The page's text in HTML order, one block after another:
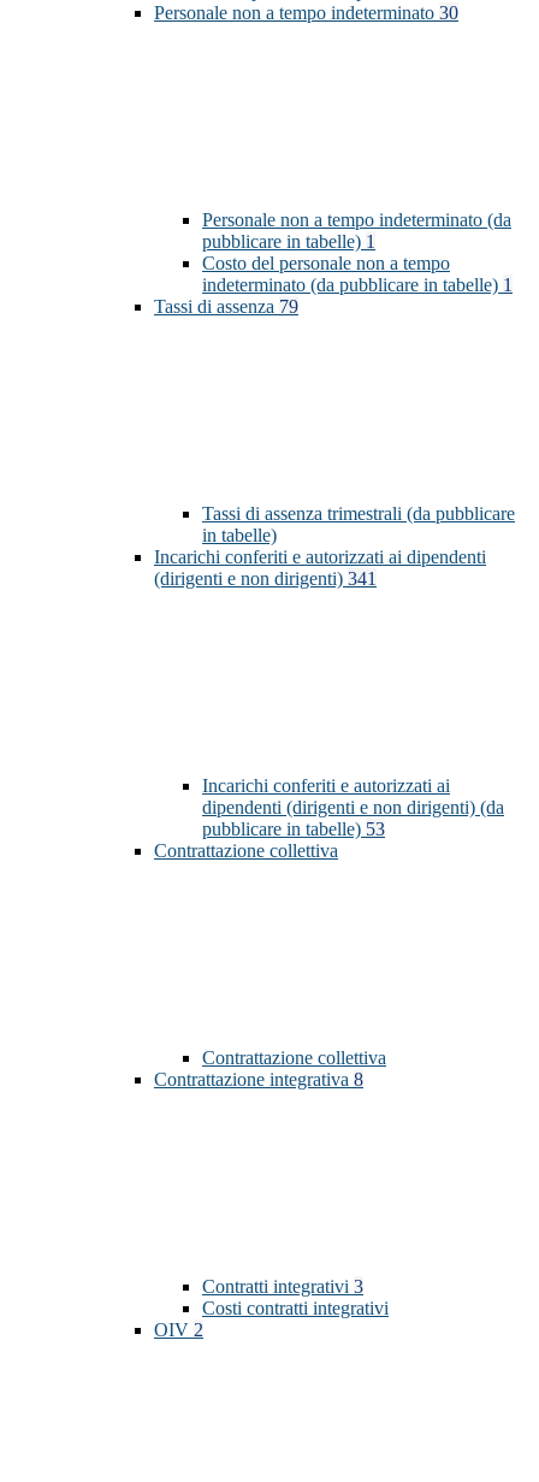
Personale non a tempo indeterminato 30
Personale non a tempo indeterminato (da
pubblicare in tabelle) 1
Costo del personale non a tempo
indeterminato (da pubblicare in tabelle) 1
Tassi di assenza 79
Tassi di assenza trimestrali (da pubblicare
in tabelle)
Incarichi conferiti e autorizzati ai dipendenti
(dirigenti e non dirigenti) 341
Incarichi conferiti e autorizzati ai
dipendenti (dirigenti e non dirigenti) (da
pubblicare in tabelle) 53
Contrattazione collettiva
Contrattazione collettiva
Contrattazione integrativa 8
Contratti integrativi 3
Costi contratti integrativi
OIV 2